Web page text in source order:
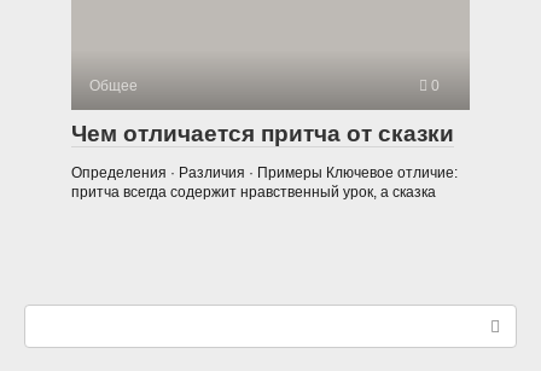
Общее 0
Чем отличается притча от сказки
Определения · Различия · Примеры Ключевое отличие:
притча всегда содержит нравственный урок, а сказка